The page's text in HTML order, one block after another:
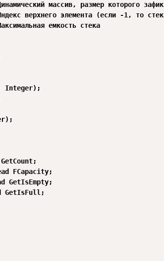
массив, размер которого
верхнего элемента (если -1, то
емкость стека
Integer);
FCapacity;
GetIsEmpty;
GetIsFull;